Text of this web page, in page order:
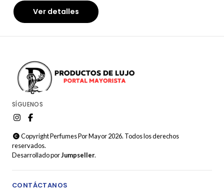
Ver detalles
SÍGUENOS
Copyright Perfumes Por Mayor 2026. Todos los derechos
reservados.
Desarrollado porJumpseller.
CONTÁCTANOS